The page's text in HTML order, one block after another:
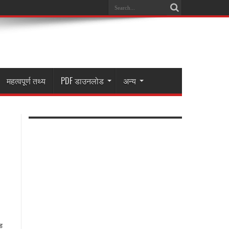
महत्वपूर्ण तथ्य PDF डाउनलोड अन्य